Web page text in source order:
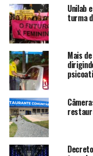
“Hoje
celebrar
para
sala de
tempo em
escolas
sem
algumas
Unilab
turma
Mais